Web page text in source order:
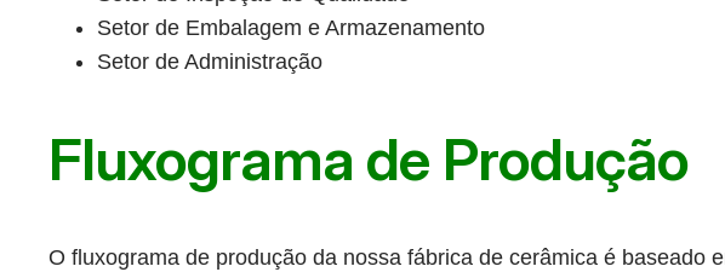
Setor de Embalagem e Armazenamento
Setor de Administração
Fluxograma de Produção
O fluxograma de produção da nossa fábrica de cerâmica é baseado